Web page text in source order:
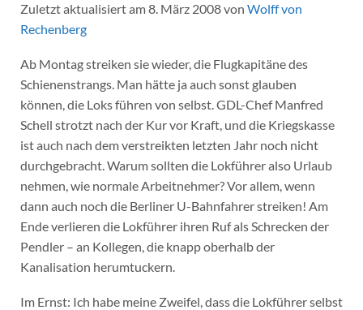
Zuletzt aktualisiert am 8. März 2008 von Wolff von
Rechenberg
Ab Montag streiken sie wieder, die Flugkapitäne des
Schienenstrangs. Man hätte ja auch sonst glauben
können, die Loks führen von selbst. GDL-Chef Manfred
Schell strotzt nach der Kur vor Kraft, und die Kriegskasse
ist auch nach dem verstreikten letzten Jahr noch nicht
durchgebracht. Warum sollten die Lokführer also Urlaub
nehmen, wie normale Arbeitnehmer? Vor allem, wenn
dann auch noch die Berliner U-Bahnfahrer streiken! Am
Ende verlieren die Lokführer ihren Ruf als Schrecken der
Pendler – an Kollegen, die knapp oberhalb der
Kanalisation herumtuckern.
Im Ernst: Ich habe meine Zweifel, dass die Lokführer selbst